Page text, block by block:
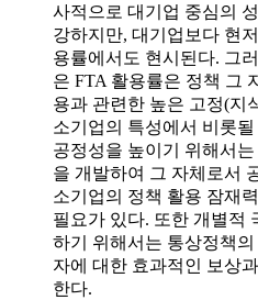
사적으로 대기업 중심의
강하지만, 대기업보다 현
용률에서도 현시된다. 그
은 FTA 활용률은 정책 그
용과 관련한 높은 고정(지
소기업의 특성에서 비롯
공정성을 높이기 위해서
을 개발하여 그 자체로서
소기업의 정책 활용 잠재
필요가 있다. 또한 개별적
하기 위해서는 통상정책
자에 대한 효과적인 보상
한다.